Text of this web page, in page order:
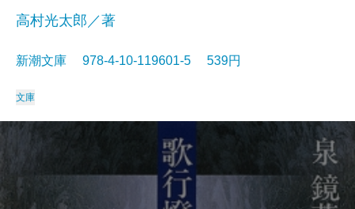
高村光太郎／著
新潮文庫 978-4-10-119601-5 539円
文庫